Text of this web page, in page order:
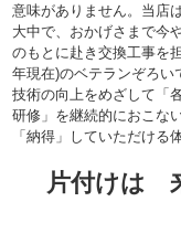
意味がありません。当店
大中で、おかげさまで今
のもとに赴き交換工事を
年現在)のベテランぞろい
技術の向上をめざして「
研修」を継続的におこな
「納得」していただける
片付けは